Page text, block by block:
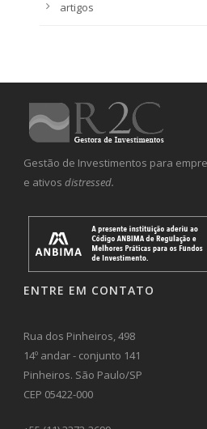
artigos
Gestão de Investimentos para
e ativos distressed.
ENTRE EM CONTATO
Rua dos Pinheiros, 498
14º andar - conjunto 141
Pinheiros. São Paulo/SP
CEP 05422-000